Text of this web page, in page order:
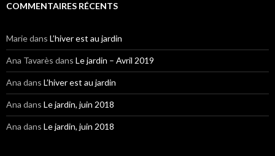
COMMENTAIRES RÉCENTS
Mariedans L’hiver est au jardin
Ana Tavarès dans Le jardin – Avril 2019
Ana dans L’hiver est au jardin
Ana dans Le jardin, juin 2018
Ana dans Le jardin, juin 2018